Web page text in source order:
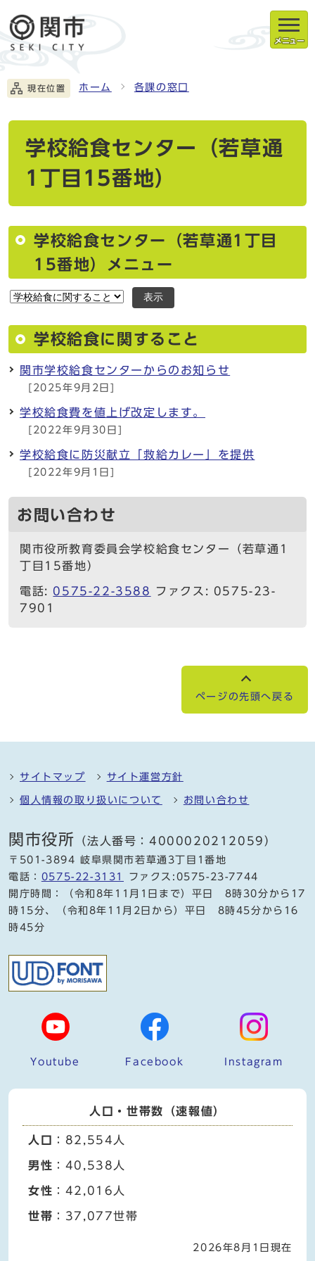
メニュー
現在位置 ホーム 各課の窓口
学校給食センター（若草通
1丁目15番地）
学校給食センター（若草通1丁目
15番地）メニュー
表示
学校給食に関すること
関市学校給食センターからのお知らせ
[2025年9月2日]
学校給食費を値上げ改定します。
[2022年9月30日]
学校給食に防災献立「救給カレー」を提供
[2022年9月1日]
お問い合わせ
関市役所教育委員会学校給食センター（若草通1
丁目15番地）
電話: 0575-22-3588
ファクス: 0575-23-
7901
ページの先頭へ戻る
サイトマップ サイト運営方針
個人情報の取り扱いについて お問い合わせ
関市役所 （法人番号：4000020212059）
〒501-3894 岐阜県関市若草通3丁目1番地
電話： 0575-22-3131
ファクス:0575-23-7744
開庁時間：（令和8年11月1日まで）平日 8時30分から17
時15分、（令和8年11月2日から）平日 8時45分から16
時45分
Youtube Facebook Instagram
人口・世帯数（速報値）
人口 ：82,554人
男性 ：40,538人
女性 ：42,016人
世帯 ：37,077世帯
2026年8月1日現在